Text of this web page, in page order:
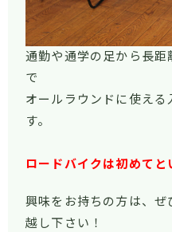
通勤や通学の足から長距
で
オールラウンドに使え
す。
ロードバイクは初めてと
興味をお持ちの方は、ぜ
越し下さい！